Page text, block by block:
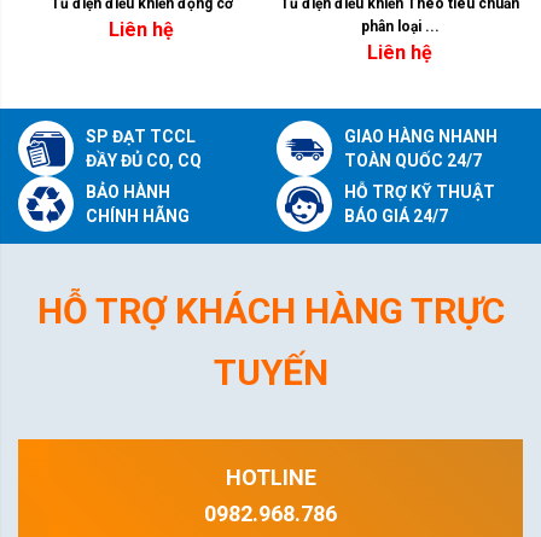
Tủ điện điều khiển động cơ
Liên hệ
Tủ điện điều khiển Theo tiêu chuẩn
phân loại ...
Liên hệ
SP ĐẠT TCCL
ĐẦY ĐỦ CO, CQ
GIAO HÀNG NHANH
TOÀN QUỐC 24/7
BẢO HÀNH
CHÍNH HÃNG
HỖ TRỢ KỸ THUẬT
BÁO GIÁ 24/7
HỖ TRỢ KHÁCH HÀNG TRỰC
TUYẾN
HOTLINE
0982.968.786